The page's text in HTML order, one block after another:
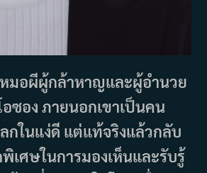
มอผีผู้กล้าหาญและผู้อำนวย
ซอง ภายนอกเขาเป็นคน
ลกในแง่ดี แต่แท้จริงแล้วกลับ
เศษในการมองเห็นและรับรู้